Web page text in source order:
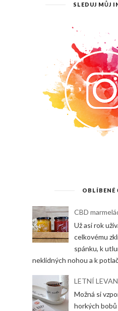
SLEDUJ MŮJ
OBLÍBENÉ
CBD
Už asi rok
celkovému
spánku, k
neklidných nohou a k
LETNÍ
Možná si
horkých